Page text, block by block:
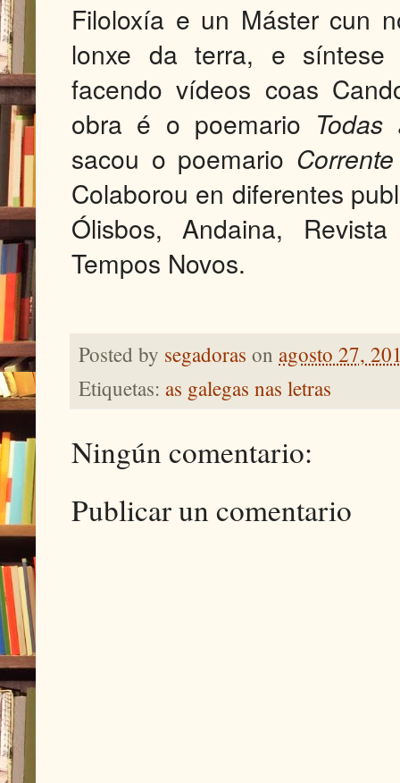
Filoloxía e un Máster cun
lonxe da terra, e síntese
facendo vídeos coas
obra é o poemario
sacou o poemario
Colaborou en diferentes
Ólisbos, Andaina,
Tempos Novos.
Posted by segadoras on agosto 27,
Etiquetas: as galegas nas letras
Ningún comentario:
Publicar un comentario